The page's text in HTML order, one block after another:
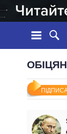
ПОДІЇ
СТАТТІ
ДУМКИ
УСІ